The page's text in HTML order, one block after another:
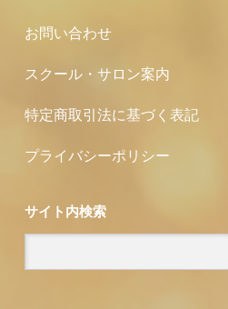
お問い合わせ
スクール・サロン案内
特定商取引法に基づく表記
プライバシーポリシー
サイト内検索